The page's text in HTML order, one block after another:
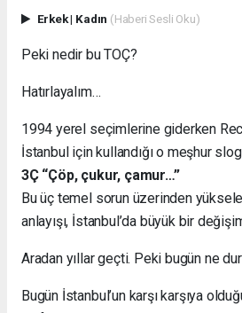
Erkek| Kadın (Haberi Sesli Oku)
Peki nedir bu TOÇ?
Hatırlayalım…
1994 yerel seçimlerine giderken
İstanbul için kullandığı o meşhur
3Ç “Çöp, çukur, çamur…”
Bu üç temel sorun üzerinden
anlayışı, İstanbul’da büyük bir
Aradan yıllar geçti. Peki bugün ne
Bugün İstanbul’un karşı karşıya